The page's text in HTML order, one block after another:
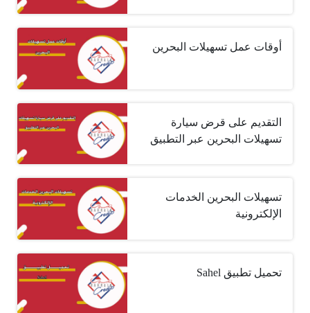
أوقات عمل تسهيلات البحرين
التقديم على قرض سيارة
تسهيلات البحرين عبر التطبيق
تسهيلات البحرين الخدمات
الإلكترونية
تحميل تطبيق Sahel